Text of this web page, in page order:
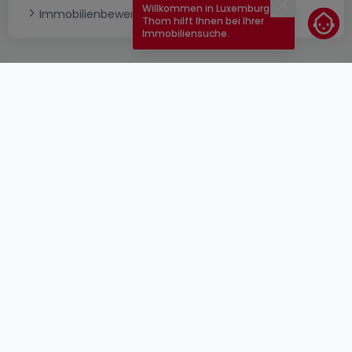
Immobilienbewertung
Schließen
Willkommen in Luxemburg!
Thom hilft Ihnen bei Ihrer
Immobiliensuche.